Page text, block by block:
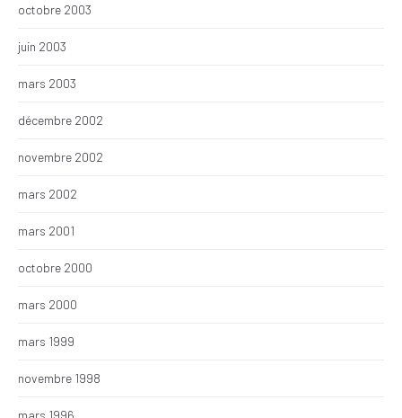
octobre 2003
juin 2003
mars 2003
décembre 2002
novembre 2002
mars 2002
mars 2001
octobre 2000
mars 2000
mars 1999
novembre 1998
mars 1996